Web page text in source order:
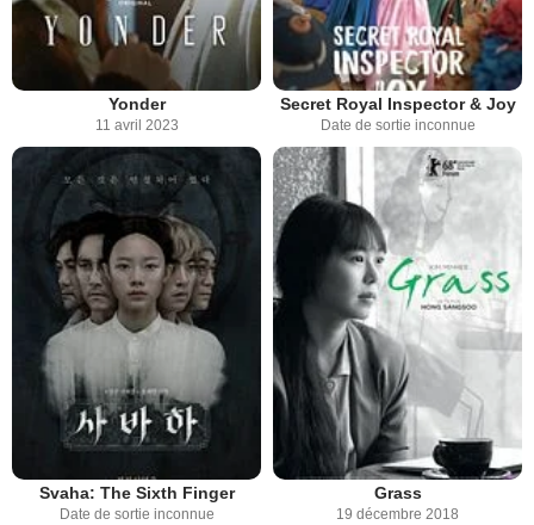
Yonder
11 avril 2023
Secret Royal Inspector & Joy
Date de sortie inconnue
Svaha: The Sixth Finger
Date de sortie inconnue
Grass
19 décembre 2018